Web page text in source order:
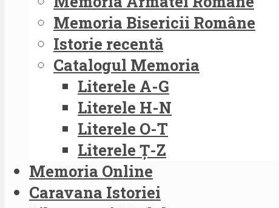
Memoria Bisericii Române
Istorie recentă
Catalogul Memoria
Literele A-G
Literele H-N
Literele O-T
Literele Ț-Z
Memoria Online
Caravana Istoriei